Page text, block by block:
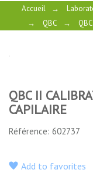
Accueil →
→
QBC →
QBC II
CAPILAIRE
Référence: 602737
Add to favorites